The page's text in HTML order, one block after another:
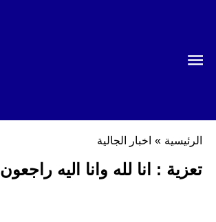
الرئيسية » اخبار الجالية
تعزية : انا لله وانا اليه راجعون